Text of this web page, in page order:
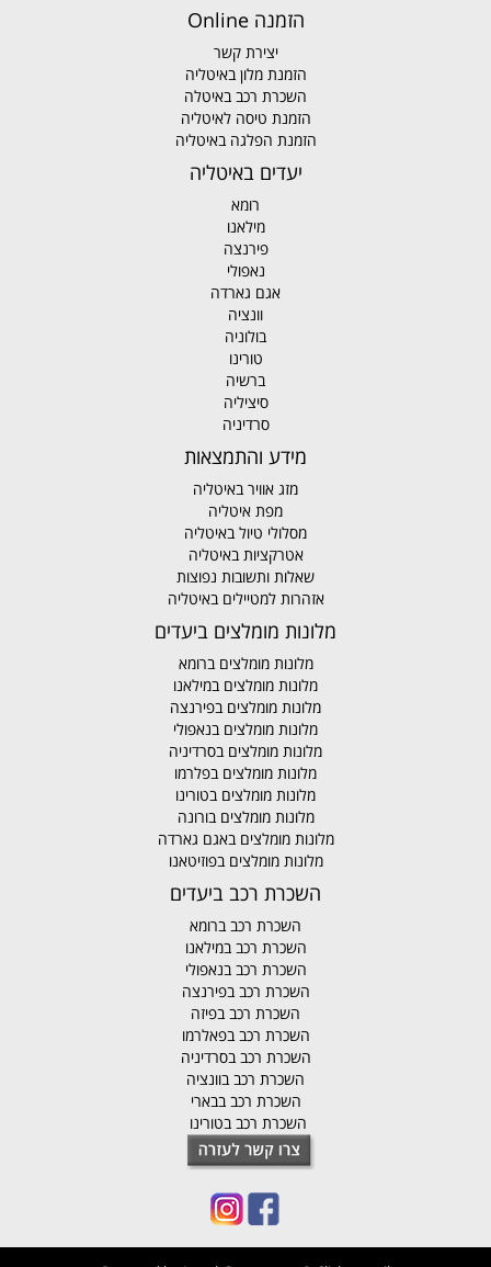
הזמנה Online
יצירת קשר
הזמנת מלון באיטליה
השכרת רכב באיטלה
הזמנת טיסה לאיטליה
הזמנת הפלגה באיטליה
יעדים באיטליה
רומא
מילאנו
פירנצה
נאפולי
אגם גארדה
וונציה
בולוניה
טורינו
ברשיה
סיציליה
סרדיניה
מידע והתמצאות
מזג אוויר באיטליה
מפת איטליה
מסלולי טיול באיטליה
אטרקציות באיטליה
שאלות ותשובות נפוצות
אזהרות למטיילים באיטליה
מלונות מומלצים ביעדים
מלונות מומלצים ברומא
מלונות מומלצים במילאנו
מלונות מומלצים בפירנצה
מלונות מומלצים בנאפולי
מלונות מומלצים בסרדיניה
מלונות מומלצים בפלרמו
מלונות מומלצים בטורינו
מלונות מומלצים בורונה
מלונות מומלצים באגם גארדה
מלונות מומלצים בפוזיטאנו
השכרת רכב ביעדים
השכרת רכב ברומא
השכרת רכב במילאנו
השכרת רכב בנאפולי
השכרת רכב בפירנצה
השכרת רכב בפיזה
השכרת רכב בפאלרמו
השכרת רכב בסרדיניה
השכרת רכב בוונציה
השכרת רכב בבארי
השכרת רכב בטורינו